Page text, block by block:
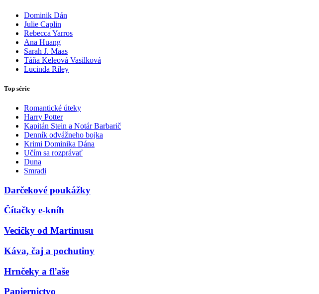
Dominik Dán
Julie Caplin
Rebecca Yarros
Ana Huang
Sarah J. Maas
Táňa Keleová Vasilková
Lucinda Riley
Top série
Romantické úteky
Harry Potter
Kapitán Stein a Notár Barbarič
Denník odvážneho bojka
Krimi Dominika Dána
Učím sa rozprávať
Duna
Smradi
Darčekové poukážky
Čítačky e-kníh
Vecičky od Martinusu
Káva, čaj a pochutiny
Hrnčeky a fľaše
Papiernictvo